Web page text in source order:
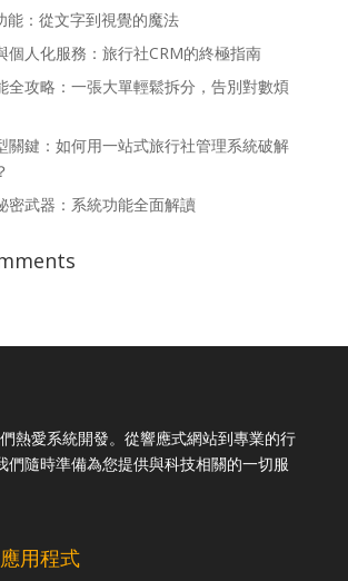
能：從文字到視覺的魔法
個人化服務：旅行社CRM的終極指南
全攻略：一張大單輕鬆拆分，告別對數煩
關鍵：如何用一站式旅行社管理系統破解
密武器：系統功能全面解讀
熱愛系統開發。從響應式網站到專業的行
們隨時準備為您提供與科技相關的一切服
用程式